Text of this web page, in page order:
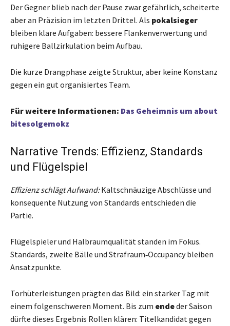
Der Gegner blieb nach der Pause zwar gefährlich, scheiterte
aber an Präzision im letzten Drittel. Als pokalsieger
bleiben klare Aufgaben: bessere Flankenverwertung und
ruhigere Ballzirkulation beim Aufbau.
Die kurze Drangphase zeigte Struktur, aber keine Konstanz
gegen ein gut organisiertes Team.
Für weitere Informationen: Das Geheimnis um about
bitesolgemokz
Narrative Trends: Effizienz, Standards
und Flügelspiel
Effizienz schlägt Aufwand:Kaltschnäuzige Abschlüsse und
konsequente Nutzung von Standards entschieden die
Partie.
Flügelspieler und Halbraumqualität standen im Fokus.
Standards, zweite Bälle und Strafraum‑Occupancy bleiben
Ansatzpunkte.
Torhüterleistungen prägten das Bild: ein starker Tag mit
einem folgenschweren Moment. Bis zum endeder Saison
dürfte dieses Ergebnis Rollen klären: Titelkandidat gegen